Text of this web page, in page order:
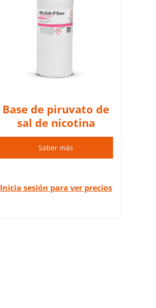
Base de piruvato de
sal de nicotina
Saber más
Inicia sesión para ver precios